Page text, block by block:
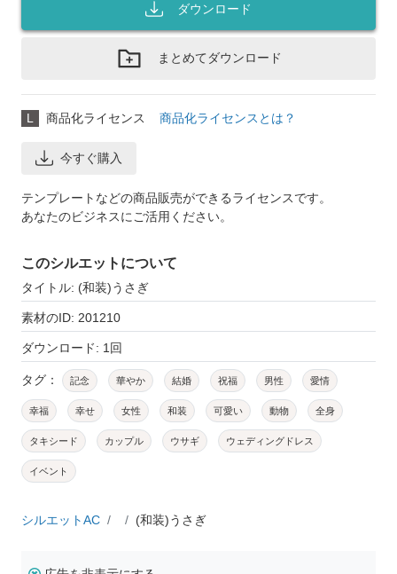
ダウンロード
まとめてダウンロード
L 商品化ライセンス 商品化ライセンスとは？
今すぐ購入
テンプレートなどの商品販売ができるライセンスです。
あなたのビジネスにご活用ください。
このシルエットについて
タイトル: (和装)うさぎ
素材のID: 201210
ダウンロード: 1回
タグ： 記念 華やか 結婚 祝福 男性 愛情
幸福 幸せ 女性 和装 可愛い 動物 全身
タキシード カップル ウサギ ウェディングドレス
イベント
シルエットAC (和装)うさぎ